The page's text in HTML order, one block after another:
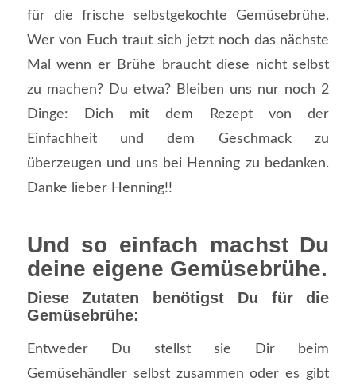
für die frische selbstgekochte Gemüsebrühe.
Wer von Euch traut sich jetzt noch das nächste
Mal wenn er Brühe braucht diese nicht selbst
zu machen? Du etwa? Bleiben uns nur noch 2
Dinge: Dich mit dem Rezept von der
Einfachheit und dem Geschmack zu
überzeugen und uns bei Henning zu bedanken.
Danke lieber Henning!!
Und so einfach machst Du
deine eigene Gemüsebrühe.
Diese Zutaten benötigst Du für die
Gemüsebrühe:
Entweder Du stellst sie Dir beim
Gemüsehändler selbst zusammen oder es gibt